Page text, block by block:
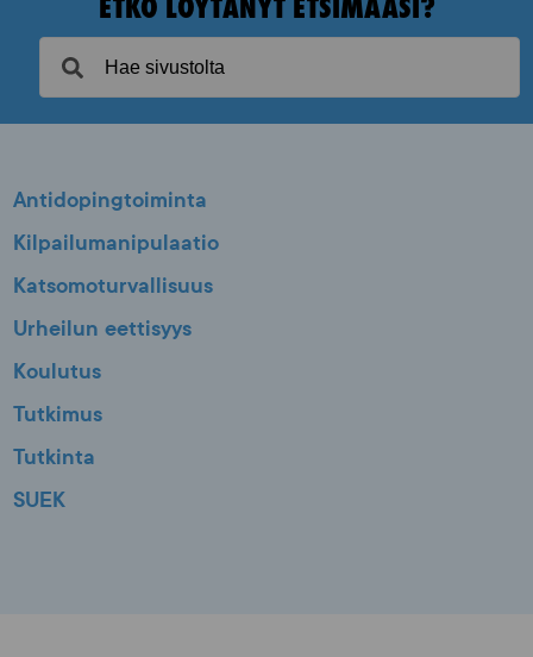
Antidopingtoiminta
Kilpailumanipulaatio
Katsomoturvallisuus
Urheilun eettisyys
Koulutus
Tutkimus
Tutkinta
SUEK